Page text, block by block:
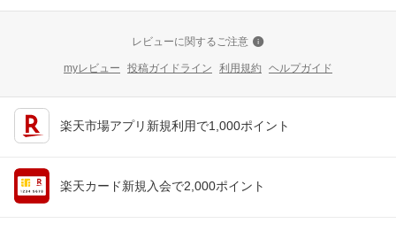
レビューに関するご注意
myレビュー 投稿ガイドライン 利用規約 ヘルプガイド
楽天市場アプリ新規利用で1,000ポイント
楽天カード新規入会で2,000ポイント